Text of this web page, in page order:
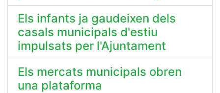
Els infants ja gaudeixen dels
casals municipals d'estiu
impulsats per l'Ajuntament
Els mercats municipals obren
una plataforma